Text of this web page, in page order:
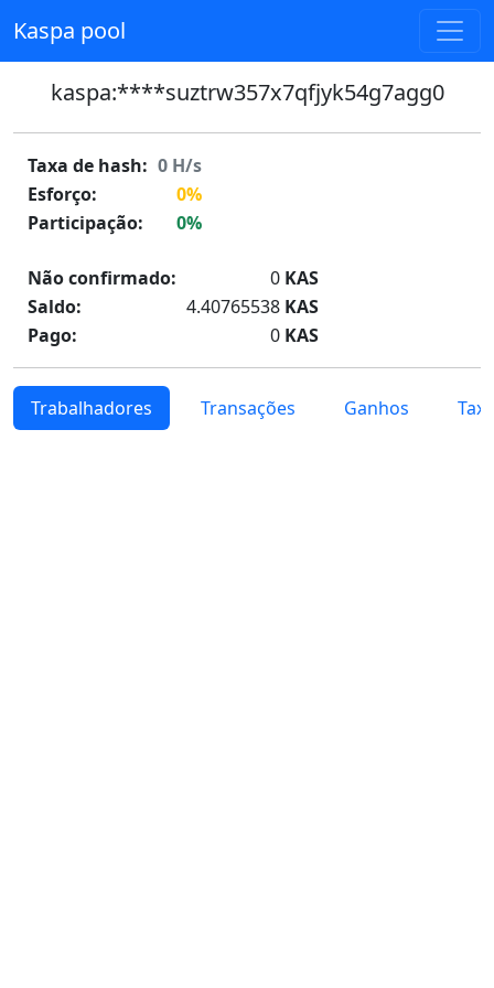
Kaspa pool
kaspa:****suztrw357x7qfjyk54g7agg0
Taxa de hash: 0 H/s
Esforço:
0%
Participação:
0%
Não confirmado: 0 KAS
Saldo:
4.40765538 KAS
Pago:
0 KAS
Trabalhadores Transações Ganhos